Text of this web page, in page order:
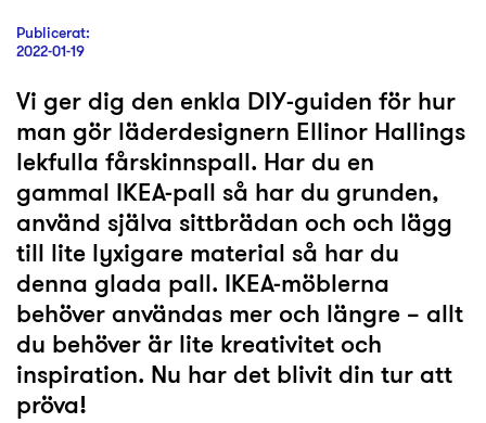
Publicerat:
2022-01-19
Vi ger dig den enkla DIY-guiden för hur
man gör läderdesignern Ellinor Hallings
lekfulla fårskinnspall. Har du en
gammal IKEA-pall så har du grunden,
använd själva sittbrädan och och lägg
till lite lyxigare material så har du
denna glada pall. IKEA-möblerna
behöver användas mer och längre – allt
du behöver är lite kreativitet och
inspiration. Nu har det blivit din tur att
pröva!